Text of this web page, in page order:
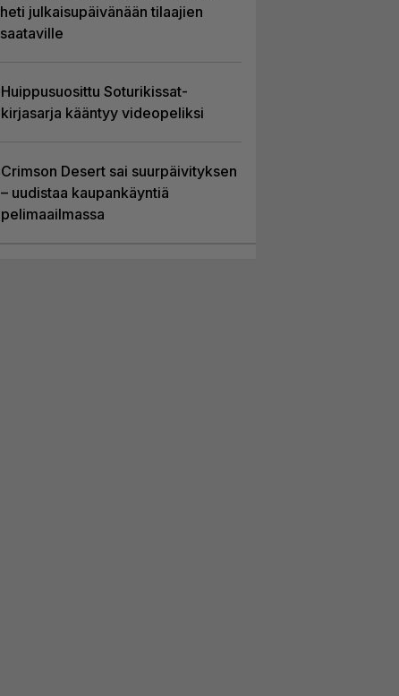
heti julkaisupäivänään tilaajien
saataville
Huippusuosittu Soturikissat-
kirjasarja kääntyy videopeliksi
Crimson Desert sai suurpäivityksen
– uudistaa kaupankäyntiä
pelimaailmassa